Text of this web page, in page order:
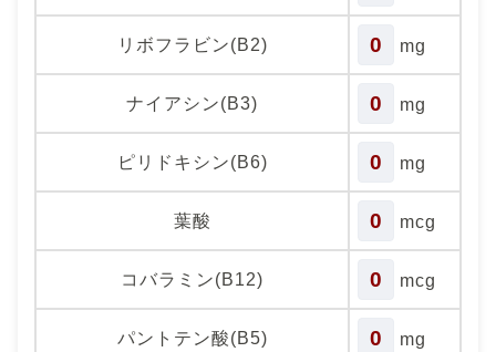
リボフラビン(B2) 0 mg
ナイアシン(B3) 0 mg
ピリドキシン(B6) 0 mg
葉酸 0 mcg
コバラミン(B12) 0 mcg
パントテン酸(B5) 0 mg